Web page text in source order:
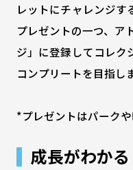
レットにチャレンジす
プレゼントの一つ、ア
ジ」に登録してコレク
コンプリートを目指し
*プレゼントはパークや
成長がわか